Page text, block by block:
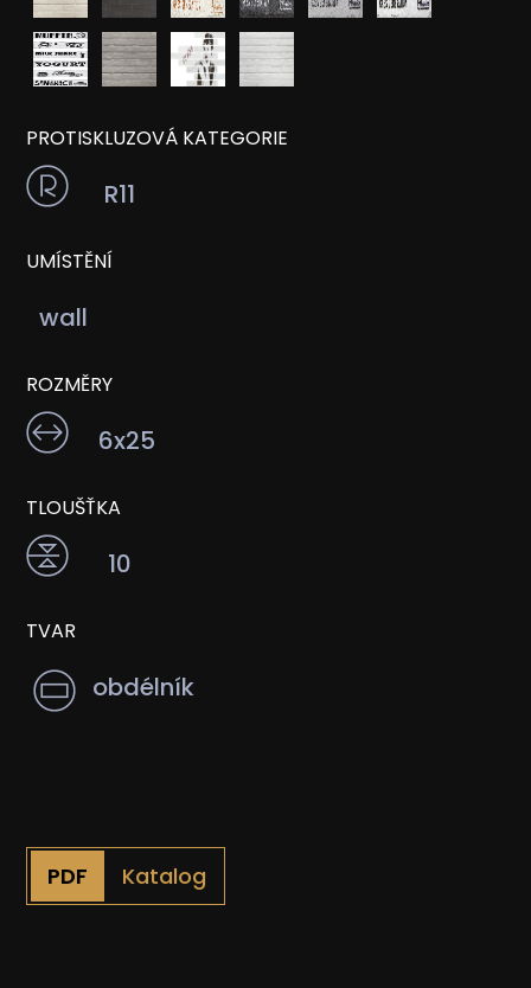
PROTISKLUZOVÁ KATEGORIE
R11
UMÍSTĚNÍ
wall
ROZMĚRY
6x25
TLOUŠŤKA
10
TVAR
obdélník
Katalog